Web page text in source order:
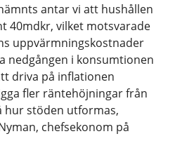
antar vi att hushållen
40mdkr, vilket motsvarade
uppvärmningskostnader
nedgången i konsumtionen
driva på inflationen
fler räntehöjningar från
hur stöden utformas,
chefsekonom på